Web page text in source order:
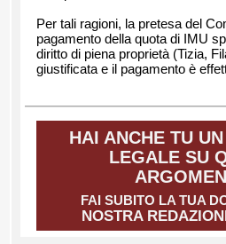
Per tali ragioni, la pretesa del
pagamento della quota di IMU
diritto di piena proprietà (Tizia,
giustificata e il pagamento è
HAI ANCHE TU
LEGALE SU
FAI SUBITO LA TUA
NOSTRA